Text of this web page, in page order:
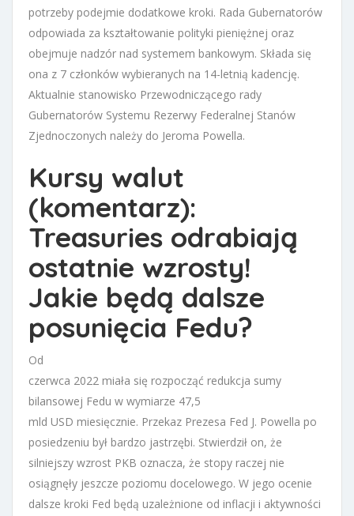
potrzeby podejmie dodatkowe kroki. Rada Gubernatorów
odpowiada za kształtowanie polityki pieniężnej oraz
obejmuje nadzór nad systemem bankowym. Składa się
ona z 7 członków wybieranych na 14-letnią kadencję.
Aktualnie stanowisko Przewodniczącego rady
Gubernatorów Systemu Rezerwy Federalnej Stanów
Zjednoczonych należy do Jeroma Powella.
Kursy walut
(komentarz):
Treasuries odrabiają
ostatnie wzrosty!
Jakie będą dalsze
posunięcia Fedu?
Od
czerwca 2022 miała się rozpocząć redukcja sumy
bilansowej Fedu w wymiarze 47,5
mld USD miesięcznie. Przekaz Prezesa Fed J. Powella po
posiedzeniu był bardzo jastrzębi. Stwierdził on, że
silniejszy wzrost PKB oznacza, że stopy raczej nie
osiągnęły jeszcze poziomu docelowego. W jego ocenie
dalsze kroki Fed będą uzależnione od inflacji i aktywności